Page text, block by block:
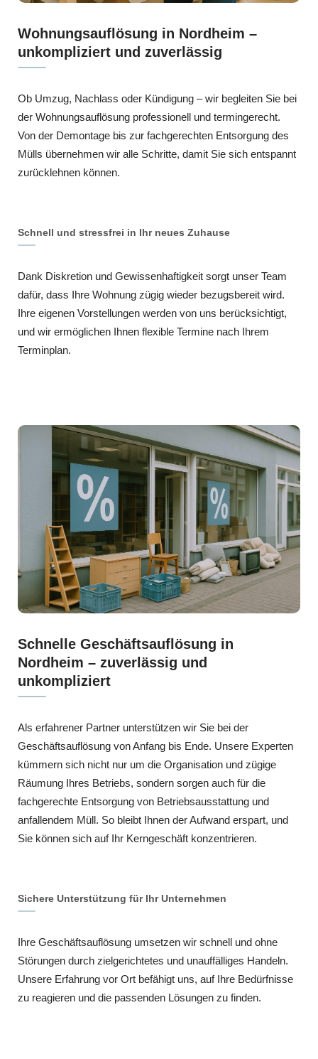
Wohnungsauflösung in Nordheim –
unkompliziert und zuverlässig
Ob Umzug, Nachlass oder Kündigung – wir begleiten Sie bei
der Wohnungsauflösung professionell und termingerecht.
Von der Demontage bis zur fachgerechten Entsorgung des
Mülls übernehmen wir alle Schritte, damit Sie sich entspannt
zurücklehnen können.
Schnell und stressfrei in Ihr neues Zuhause
Dank Diskretion und Gewissenhaftigkeit sorgt unser Team
dafür, dass Ihre Wohnung zügig wieder bezugsbereit wird.
Ihre eigenen Vorstellungen werden von uns berücksichtigt,
und wir ermöglichen Ihnen flexible Termine nach Ihrem
Terminplan.
Schnelle Geschäftsauflösung in
Nordheim – zuverlässig und
unkompliziert
Als erfahrener Partner unterstützen wir Sie bei der
Geschäftsauflösung von Anfang bis Ende. Unsere Experten
kümmern sich nicht nur um die Organisation und zügige
Räumung Ihres Betriebs, sondern sorgen auch für die
fachgerechte Entsorgung von Betriebsausstattung und
anfallendem Müll. So bleibt Ihnen der Aufwand erspart, und
Sie können sich auf Ihr Kerngeschäft konzentrieren.
Sichere Unterstützung für Ihr Unternehmen
Ihre Geschäftsauflösung umsetzen wir schnell und ohne
Störungen durch zielgerichtetes und unauffälliges Handeln.
Unsere Erfahrung vor Ort befähigt uns, auf Ihre Bedürfnisse
zu reagieren und die passenden Lösungen zu finden.